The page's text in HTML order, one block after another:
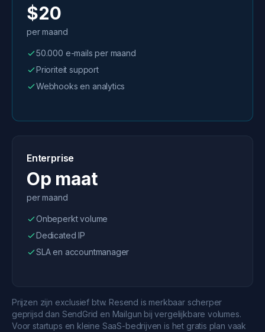
$20
per maand
50.000 e-mails per maand
Prioriteit support
Webhooks en analytics
Enterprise
Op maat
per maand
Onbeperkt volume
Dedicated IP
SLA en accountmanager
Prijzen zijn exclusief btw. Resend is merkbaar scherper
geprijsd dan SendGrid en Mailgun bij vergelijkbare volumes.
Voor startups en kleine SaaS-bedrijven is het gratis plan vaak